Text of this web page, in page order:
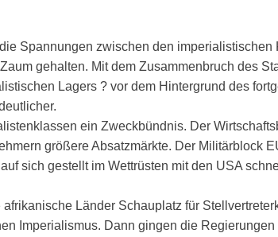
Spannungen zwischen den imperialistischen
gehalten. Mit dem Zusammenbruch des
Lagers ? vor dem Hintergrund des
ein Zweckbündnis. Der
größere Absatzmärkte. Der Militärblock
sich gestellt im Wettrüsten mit den USA
Länder Schauplatz für
Imperialismus. Dann gingen die Regierungen